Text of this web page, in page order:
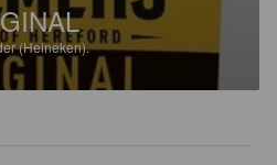
(Heineken).